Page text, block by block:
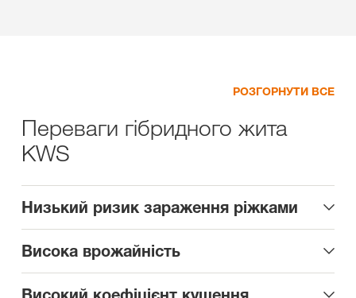
РОЗГОРНУТИ ВСЕ
Переваги гібридного жита
KWS
Низький ризик зараження ріжками
Висока врожайність